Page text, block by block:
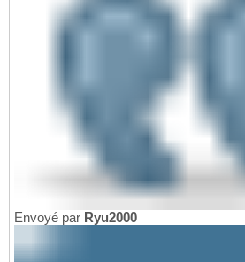
Envoyé par Ryu2000